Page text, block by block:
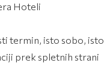
Hoteli
termin, isto sobo, isto
prek spletnih strani